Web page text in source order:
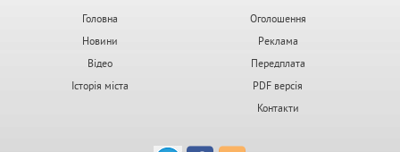
Головна
Новини
Відео
Історія міста
Оголошення
Реклама
Передплата
PDF версія
Контакти